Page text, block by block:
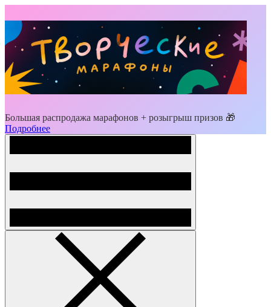
Большая распродажа марафонов + розыгрыш призов 🎁
Подробнее